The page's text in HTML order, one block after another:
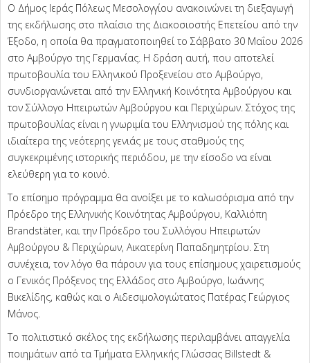
Ο Δήμος Ιεράς Πόλεως Μεσολογγίου ανακοινώνει τη διεξαγωγή
της εκδήλωσης στο πλαίσιο της Διακοσιοστής Επετείου από την
Έξοδο, η οποία θα πραγματοποιηθεί το Σάββατο 30 Μαΐου 2026
στο Αμβούργο της Γερμανίας. Η δράση αυτή, που αποτελεί
πρωτοβουλία του Ελληνικού Προξενείου στο Αμβούργο,
συνδιοργανώνεται από την Ελληνική Κοινότητα Αμβούργου και
τον Σύλλογο Ηπειρωτών Αμβούργου και Περιχώρων. Στόχος της
πρωτοβουλίας είναι η γνωριμία του Ελληνισμού της πόλης και
ιδιαίτερα της νεότερης γενιάς με τους σταθμούς της
συγκεκριμένης ιστορικής περιόδου, με την είσοδο να είναι
ελεύθερη για το κοινό.
Το επίσημο πρόγραμμα θα ανοίξει με το καλωσόρισμα από την
Πρόεδρο της Ελληνικής Κοινότητας Αμβούργου, Καλλιόπη
Brandstäter, και την Πρόεδρο του Συλλόγου Ηπειρωτών
Αμβούργου & Περιχώρων, Αικατερίνη Παπαδημητρίου. Στη
συνέχεια, τον λόγο θα πάρουν για τους επίσημους χαιρετισμούς
ο Γενικός Πρόξενος της Ελλάδος στο Αμβούργο, Ιωάννης
Βικελίδης, καθώς και ο Αιδεσιμολογιώτατος Πατέρας Γεώργιος
Μάνος.
Το πολιτιστικό σκέλος της εκδήλωσης περιλαμβάνει απαγγελία
ποιημάτων από τα Τμήματα Ελληνικής Γλώσσας Billstedt &